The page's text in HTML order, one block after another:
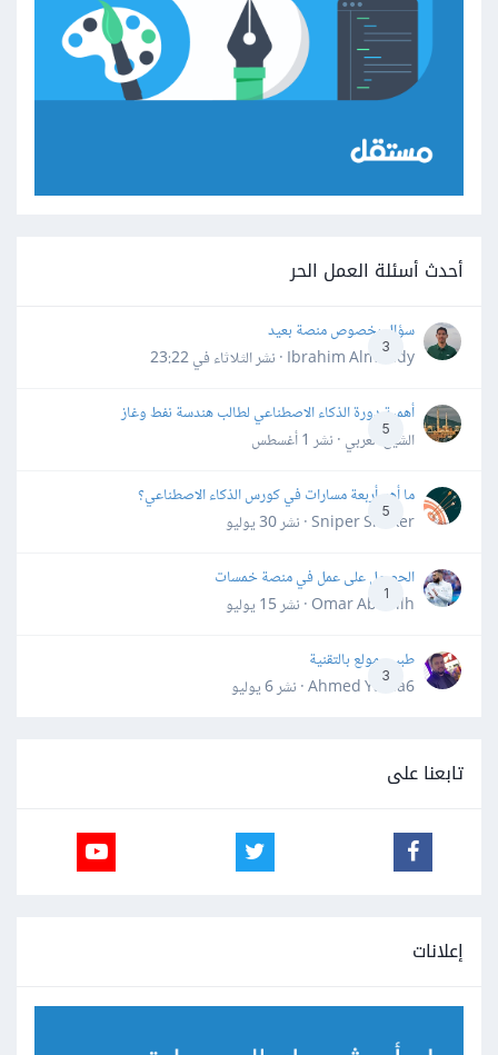
أحدث أسئلة العمل الحر
3
سؤال بخصوص منصة بعيد
Ibrahim Almahdy · نشر
الثلاثاء في 23:22
5
أهمية دورة الذكاء الاصطناعي لطالب هندسة نفط وغاز
الشيخ العربي · نشر 1 أغسطس
5
ما أهم أربعة مسارات في كورس الذكاء الاصطناعي؟
Sniper Shaker · نشر
30 يوليو
1
الحصول على عمل في منصة خمسات
Omar Abdallh · نشر
15 يوليو
3
طبيب مولع بالتقنية
Ahmed Yahia6 · نشر
6 يوليو
تابعنا على
إعلانات